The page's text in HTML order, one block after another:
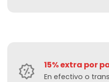
15% extra por
En efectivo o